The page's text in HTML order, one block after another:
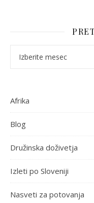
Afrika
Blog
Družinska doživetja
Izleti po Sloveniji
Nasveti za potovanja